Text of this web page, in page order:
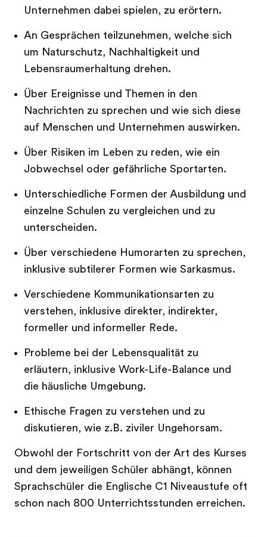
Unternehmen dabei spielen, zu erörtern.
An Gesprächen teilzunehmen, welche sich
um Naturschutz, Nachhaltigkeit und
Lebensraumerhaltung drehen.
Über Ereignisse und Themen in den
Nachrichten zu sprechen und wie sich diese
auf Menschen und Unternehmen auswirken.
Über Risiken im Leben zu reden, wie ein
Jobwechsel oder gefährliche Sportarten.
Unterschiedliche Formen der Ausbildung und
einzelne Schulen zu vergleichen und zu
unterscheiden.
Über verschiedene Humorarten zu sprechen,
inklusive subtilerer Formen wie Sarkasmus.
Verschiedene Kommunikationsarten zu
verstehen, inklusive direkter, indirekter,
formeller und informeller Rede.
Probleme bei der Lebensqualität zu
erläutern, inklusive Work-Life-Balance und
die häusliche Umgebung.
Ethische Fragen zu verstehen und zu
diskutieren, wie z.B. ziviler Ungehorsam.
Obwohl der Fortschritt von der Art des Kurses
und dem jeweiligen Schüler abhängt, können
Sprachschüler die Englische C1 Niveaustufe oft
schon nach 800 Unterrichtsstunden erreichen.